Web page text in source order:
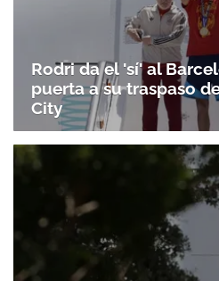
Rodri da el 'sí' al
puerta a su traspaso
City